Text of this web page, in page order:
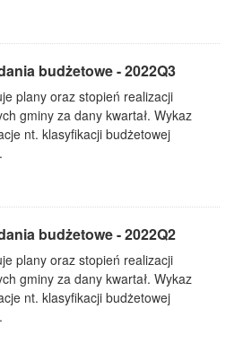
budżetowe - 2022Q3
plany oraz stopień realizacji
gminy za dany kwartał. Wykaz
nt. klasyfikacji budżetowej
budżetowe - 2022Q2
plany oraz stopień realizacji
gminy za dany kwartał. Wykaz
nt. klasyfikacji budżetowej